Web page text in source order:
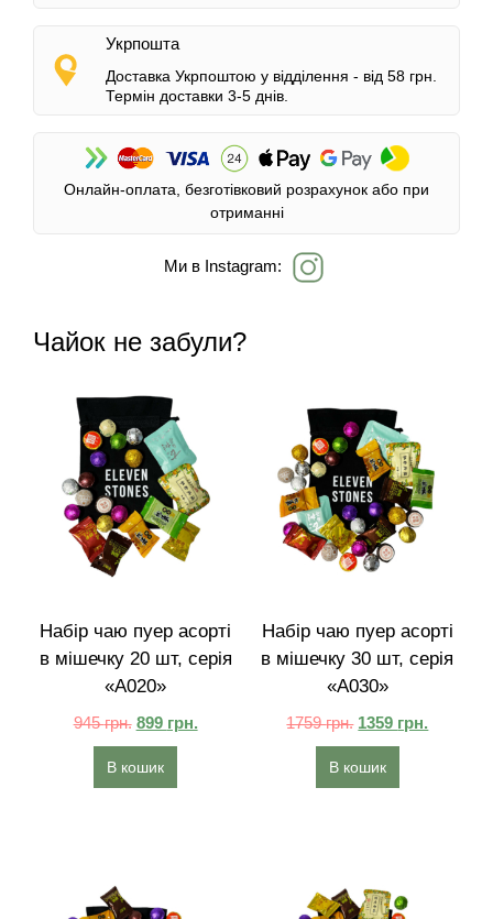
Укрпошта
Доставка Укрпоштою у відділення - від 58 грн.
Термін доставки 3-5 днів.
Онлайн-оплата, безготівковий розрахунок або при
отриманні
Ми в Instagram:
Чайок не забули?
Набір чаю пуер асорті
в мішечку 20 шт, серія
«A020»
945грн. 899 грн.
В кошик
Набір чаю пуер асорті
в мішечку 30 шт, серія
«A030»
1759грн. 1359 грн.
В кошик